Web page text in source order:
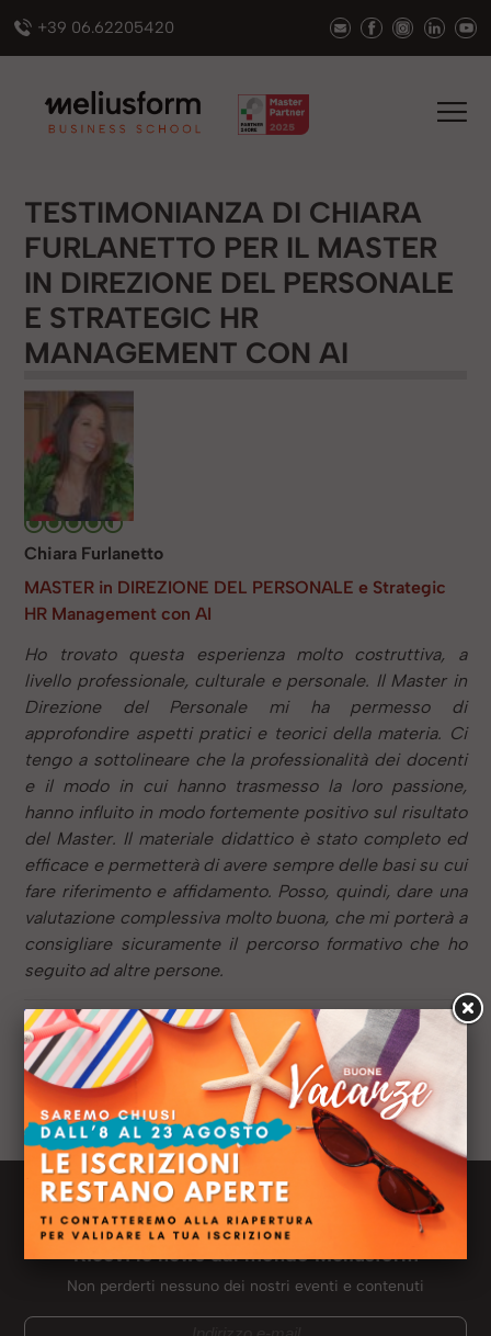
+39 06.62205420
TESTIMONIANZA DI CHIARA
FURLANETTO PER IL MASTER
IN DIREZIONE DEL PERSONALE
E STRATEGIC HR
MANAGEMENT CON AI
Chiara Furlanetto
MASTER in DIREZIONE DEL PERSONALE e Strategic
HR Management con AI
Ho trovato questa esperienza molto costruttiva, a
livello professionale, culturale e personale. Il Master in
Direzione del Personale mi ha permesso di
approfondire aspetti pratici e teorici della materia. Ci
tengo a sottolineare che la professionalità dei docenti
e il modo in cui hanno trasmesso la loro passione,
hanno influito in modo fortemente positivo sul risultato
del Master. Il materiale didattico è stato completo ed
efficace e permetterà di avere sempre delle basi su cui
fare riferimento e affidamento. Posso, quindi, dare una
valutazione complessiva molto buona, che mi porterà a
consigliare sicuramente il percorso formativo che ho
seguito ad altre persone.
Anno:2018
Sede:Milano
Titolo di studio:
Laurea in Giurisprudenza
Ruolo:Addetto Ufficio Legale e Personale
Newsletter Meliusform
Ricevi le news dal mondo Meliusform
Non perderti nessuno dei nostri eventi e contenuti